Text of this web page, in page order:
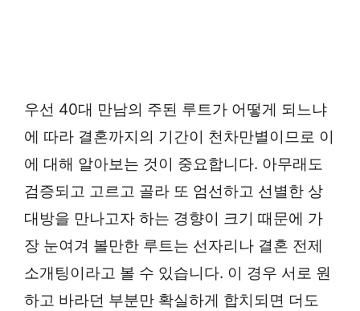
우선 40대 만남의 주된 루트가 어떻게 되느냐
에 따라 결혼까지의 기간이 천차만별이므로 이
에 대해 알아보는 것이 중요합니다. 아무래도
검증되고 고르고 골라 또 엄선하고 선별한 상
대방을 만나고자 하는 경향이 크기 때문에 가
장 눈여겨 볼만한 루트는 선자리나 결혼 전제
소개팅이라고 볼 수 있습니다. 이 경우 서로 원
하고 바라던 부분만 확실하게 합치되면 더도